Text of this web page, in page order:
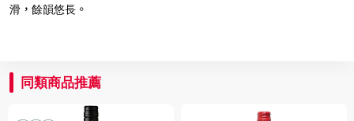
滑，餘韻悠長。
同類商品推薦